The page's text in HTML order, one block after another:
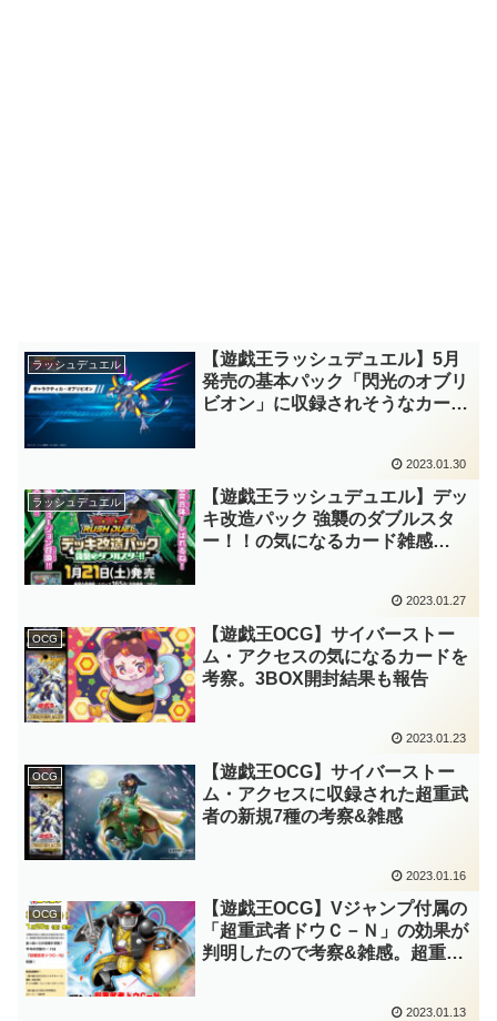
ラッシュデュエル
【遊戯王ラッシュデュエル】5月
発売の基本パック「閃光のオブリ
ビオン」に収録されそうなカード
2023.01.30
ラッシュデュエル
【遊戯王ラッシュデュエル】デッ
キ改造パック 強襲のダブルスタ
ー！！の気になるカード雑感
2023.01.27
OCG
【遊戯王OCG】サイバーストー
ム・アクセスの気になるカードを
考察。3BOX開封結果も報告
2023.01.23
OCG
【遊戯王OCG】サイバーストー
ム・アクセスに収録された超重武
者の新規7種の考察&雑感
2023.01.16
OCG
【遊戯王OCG】Vジャンプ付属の
「超重武者ドウＣ－Ｎ」の効果が
判明したので考察&雑感。超重武
2023.01.13